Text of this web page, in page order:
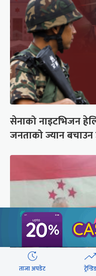
सेनाको नाइटभिजन
जनताको ज्यान
ताजा अपडेट